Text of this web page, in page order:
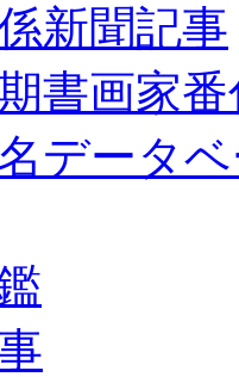
新聞記事
書画家
データ